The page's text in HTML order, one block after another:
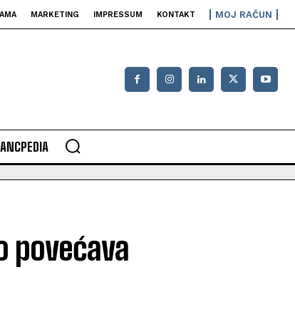
MARKETING IMPRESSUM KONTAKT MOJ RAČUN
povećava